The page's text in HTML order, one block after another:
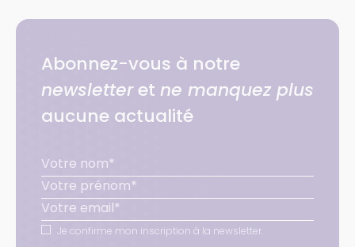
Abonnez-vous à notre
newsletteret ne manquez plus
aucune actualité
Je confirme mon inscription à la newsletter.